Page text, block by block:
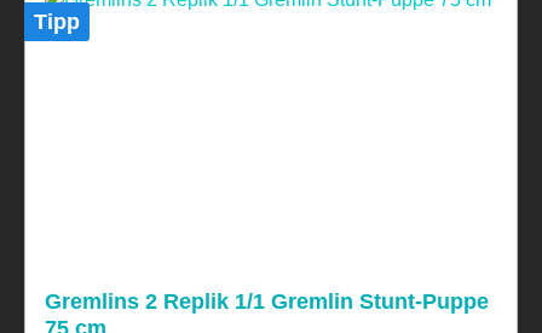
Tipp
Gremlins 2 Replik 1/1 Gremlin Stunt-Puppe
75 cm